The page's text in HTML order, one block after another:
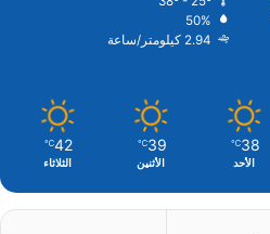
50%
2.94 كيلومتر/ساعة
38
℃
الأحد
39
℃
الأثنين
42
℃
الثلاثاء